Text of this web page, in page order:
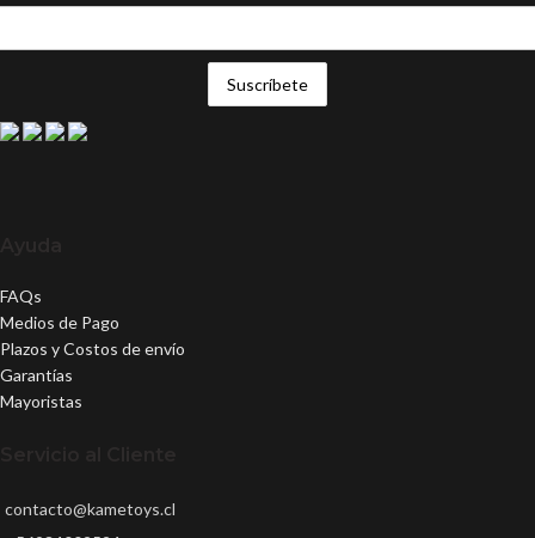
FAQs
Medios de Pago
Plazos y Costos de envío
Garantías
Mayoristas
contacto@kametoys.cl